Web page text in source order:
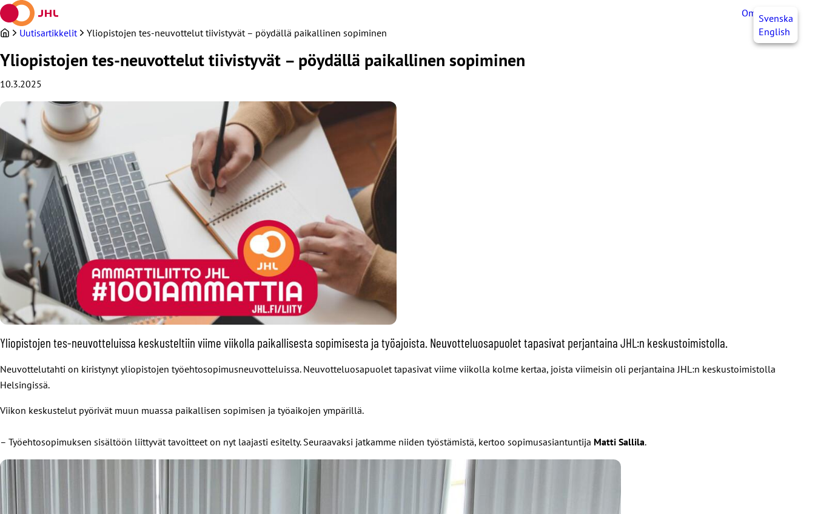
Siirry
sisältöön
OmaJHLSvenska
English
Uutisartikkelit Yliopistojen tes-neuvottelut tiivistyvät – pöydällä paikallinen sopiminen
Yliopistojen tes-neuvottelut tiivistyvät – pöydällä paikallinen sopiminen
10.3.2025
Yliopistojen tes-neuvotteluissa keskusteltiin viime viikolla paikallisesta sopimisesta ja työajoista. Neuvotteluosapuolet tapasivat perjantaina JHL:n keskustoimistolla.
Neuvottelutahti on kiristynyt yliopistojen työehtosopimusneuvotteluissa. Neuvotteluosapuolet tapasivat viime viikolla kolme kertaa, joista viimeisin oli perjantaina JHL:n keskustoimistolla
Helsingissä.
Viikon keskustelut pyörivät muun muassa paikallisen sopimisen ja työaikojen ympärillä.
– Työehtosopimuksen sisältöön liittyvät tavoitteet on nyt laajasti esitelty. Seuraavaksi jatkamme niiden työstämistä, kertoo sopimusasiantuntija Matti Sallila.